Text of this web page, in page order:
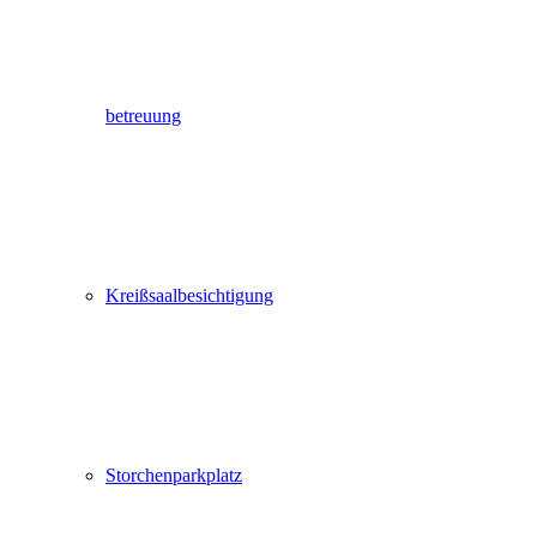
betreuung
Kreißsaalbesichtigung
Storchenparkplatz